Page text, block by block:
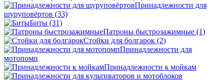
Принадлежности для
шуруповёртов (33)
Биты (31)
Патроны быстрозажимные (1)
Стойки для болгарок (2)
Принадлежности для
мотопомп
Принадлежности к мойкам